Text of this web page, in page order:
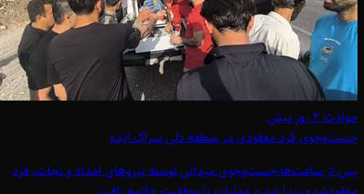
حوادث۲ روز پیش
جست‌وجوی فرد مفقودی در منطقه دلی سراک ایذه
پس از ساعت‌ها جست‌وجوی میدانی توسط نیروهای امداد و نجات، فرد